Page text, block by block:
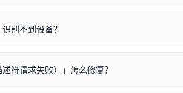
以使用了 ：代表与您当前电脑系统相兼容的驱动
要窗口里出现了任意一个绿色对勾，直接关闭
微软系统安全限制，
部分新版 Windows
旧版签名，新版 Win10/Win11 系统不再默认兼
别不到设备？
据线两端已完全插紧；
符请求失败）」怎么修复？